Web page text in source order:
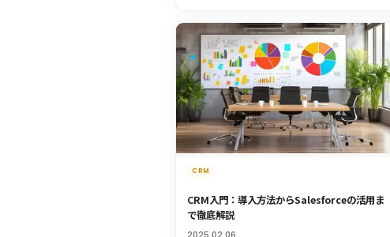
CRM
CRM入門：導入方法からSalesforceの活用ま
で徹底解説